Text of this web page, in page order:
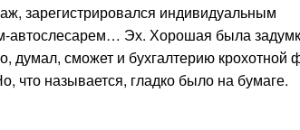
зарегистрировался индивидуальным
автослесарем… Эх. Хорошая была
думал, сможет и бухгалтерию крохотной
что называется, гладко было на бумаге.